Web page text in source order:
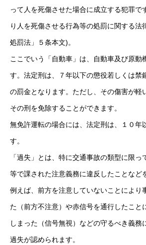
って人を死傷させた場合に成立する犯罪で
り人を死傷させる行為等の処罰に関する法
処罰法」５条本文)。
ここでいう「自動車」は、自動車及び原動
す。法定刑は、７年以下の懲役若しくは禁
の罰金となります。ただし、その傷害が軽
その刑を免除することができます。
無免許運転の場合には、法定刑は、１０年
す。
「過失」とは、特に交通事故の類型に限
等で課された注意義務に違反したことなど
例えば、前方を注意していないことにより
た（前方不注意）や赤信号を通行したこと
しまった（信号無視）などの守るべき義務
過失が認められます。